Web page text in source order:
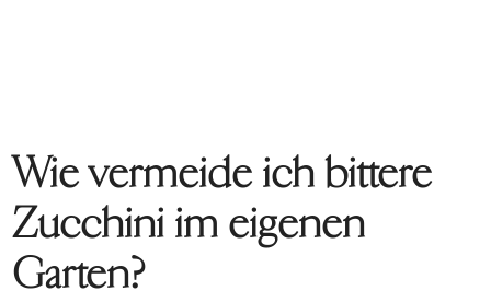
Wie vermeide ich bittere
Zucchini im eigenen
Garten?